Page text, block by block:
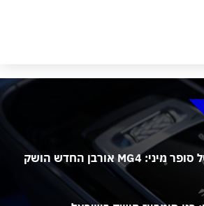
משפחתית במחיר של סופר מיני: MG4 אורבן החדש הושק